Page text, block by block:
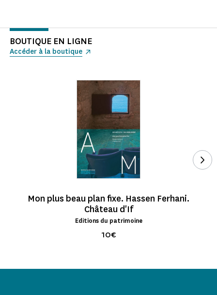
BOUTIQUE EN LIGNE
Accéder à la boutique
Mon plus beau plan fixe. Hassen Ferhani.
Château d'If
Editions du patrimoine
10€